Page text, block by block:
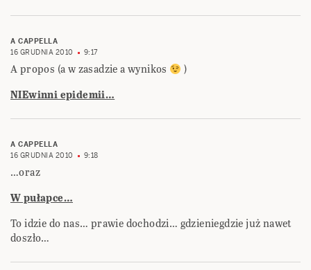
A CAPPELLA
16 GRUDNIA 2010
9:17
A propos (a w zasadzie a wynikos
)
NIEwinni epidemii…
A CAPPELLA
16 GRUDNIA 2010
9:18
…oraz
W pułapce…
To idzie do nas… prawie dochodzi… gdzieniegdzie już nawet
doszło…